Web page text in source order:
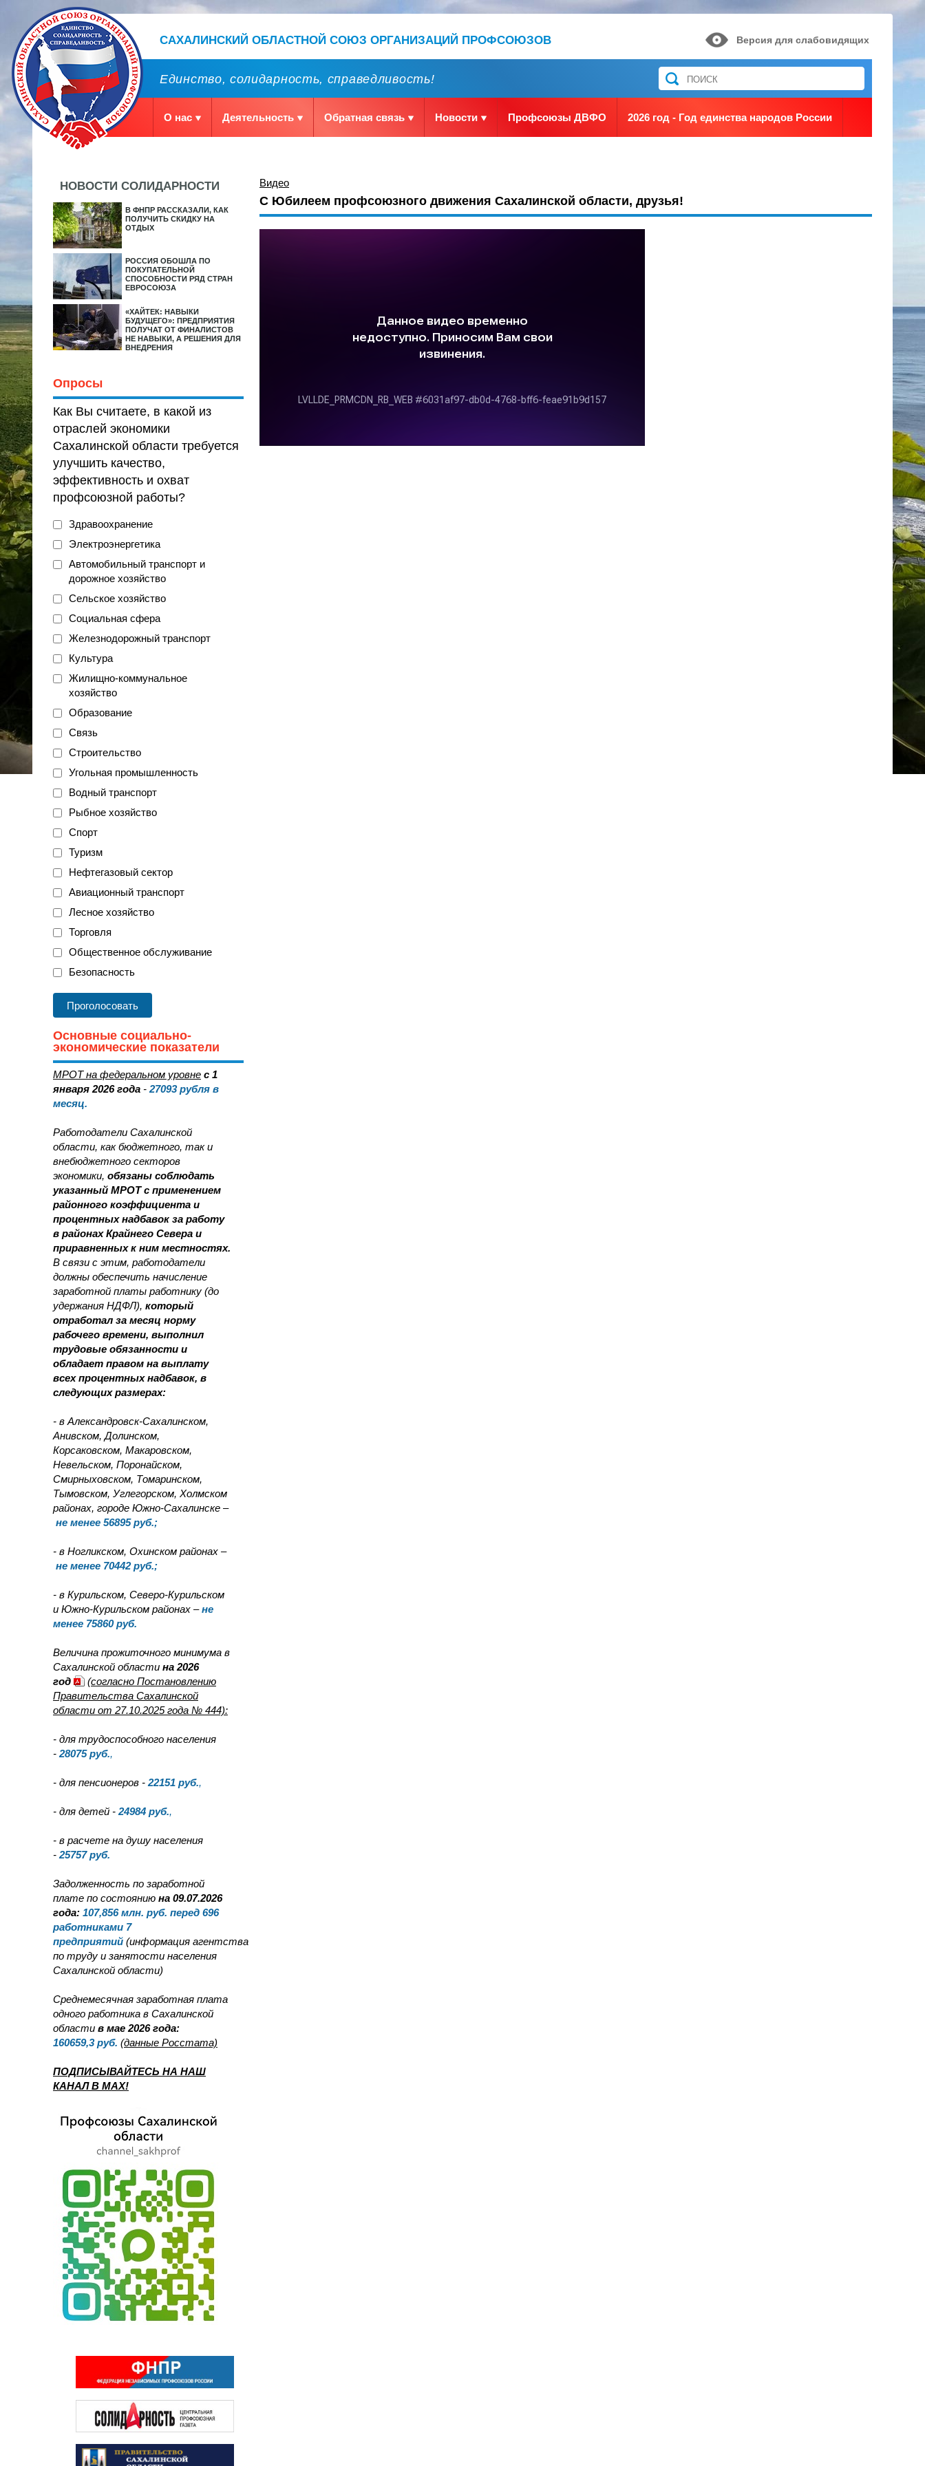
САХАЛИНСКИЙ ОБЛАСТНОЙ СОЮЗ ОРГАНИЗАЦИЙ ПРОФСОЮЗОВ Версия для слабовидящих
Единство, солидарность, справедливость!
О нас Деятельность Обратная связь Новости Профсоюзы ДВФО 2026 год - Год единства народов России
НОВОСТИ СОЛИДАРНОСТИ
В ФНПР РАССКАЗАЛИ, КАК
ПОЛУЧИТЬ СКИДКУ НА
ОТДЫХ
РОССИЯ ОБОШЛА ПО
ПОКУПАТЕЛЬНОЙ
СПОСОБНОСТИ РЯД СТРАН
ЕВРОСОЮЗА
«ХАЙТЕК: НАВЫКИ
БУДУЩЕГО»: ПРЕДПРИЯТИЯ
ПОЛУЧАТ ОТ ФИНАЛИСТОВ
НЕ НАВЫКИ, А РЕШЕНИЯ ДЛЯ
ВНЕДРЕНИЯ
Опросы
Как Вы считаете, в какой из
отраслей экономики
Сахалинской области требуется
улучшить качество,
эффективность и охват
профсоюзной работы?
Здравоохранение
Электроэнергетика
Автомобильный транспорт и
дорожное хозяйство
Сельское хозяйство
Социальная сфера
Железнодорожный транспорт
Культура
Жилищно-коммунальное
хозяйство
Образование
Связь
Строительство
Угольная промышленность
Водный транспорт
Рыбное хозяйство
Спорт
Туризм
Нефтегазовый сектор
Авиационный транспорт
Лесное хозяйство
Торговля
Общественное обслуживание
Безопасность
Основные социально-
экономические показатели
МРОТ на федеральном уровне с 1
января 2026 года - 27093рубля в
месяц.
Работодатели Сахалинской
области, как бюджетного, так и
внебюджетного секторов
экономики, обязаны соблюдать
указанный МРОТ с применением
районного коэффициента и
процентных надбавок за работу
в районах Крайнего Севера и
приравненных к ним местностях.
В связи с этим, работодатели
должны обеспечить начисление
заработной платы работнику (до
удержания НДФЛ), который
отработал за месяц норму
рабочего времени, выполнил
трудовые обязанности и
обладает правом на выплату
всех процентных надбавок, в
следующих размерах:
- в Александровск-Сахалинском,
Анивском, Долинском,
Корсаковском, Макаровском,
Невельском, Поронайском,
Смирныховском, Томаринском,
Тымовском, Углегорском, Холмском
районах, городе Южно-Сахалинске –
не менее 56895 руб.;
- в Ногликском, Охинском районах –
не менее 70442 руб.;
- в Курильском, Северо-Курильском
и Южно-Курильском районах – не
менее 75860 руб.
Величина прожиточного минимума в
Сахалинской области на 2026
год
(согласно Постановлению
Правительства Сахалинской
области от 27.10.2025 года № 444):
- для трудоспособного населения
- 28075руб.,
- для пенсионеров - 22151 руб.,
- для детей - 24984 руб.,
- в расчете на душу населения
- 25757 руб.
Задолженность по заработной
плате по состоянию на 09.07.2026
года: 107,856 млн. руб. перед 696
работниками 7
предприятий (информация агентства
по труду и занятости населения
Сахалинской области)
Среднемесячная заработная плата
одного работника в Сахалинской
области в мае 2026 года:
160659,3 руб. (данные Росстата)
ПОДПИСЫВАЙТЕСЬ НА НАШ
КАНАЛ В MAX!
Видео
С Юбилеем профсоюзного движения Сахалинской области, друзья!